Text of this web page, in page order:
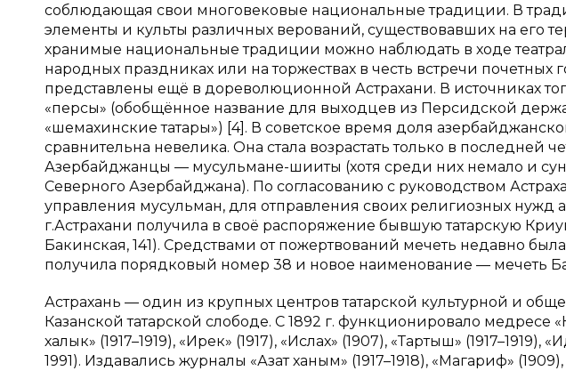
соблюдающая свои многовековые национальные традиции. В
элементы и культы различных верований, существовавших на его
хранимые национальные традиции можно наблюдать в ходе
народных праздниках или на торжествах в честь встречи
представлены ещё в дореволюционной Астрахани. В источниках
«персы» (обобщённое название для выходцев из Персидской
«шемахинские татары») [4]. В советское время доля
сравнительна невелика. Она стала возрастать только в последней
Азербайджанцы — мусульмане-шииты (хотя среди них немало и
Северного Азербайджана). По согласованию с руководством
управления мусульман, для отправления своих религиозных нужд
г.Астрахани получила в своё распоряжение бывшую татарскую
Бакинская, 141). Средствами от пожертвований мечеть недавно
получила порядковый номер 38 и новое наименование — мечеть
Астрахань — один из крупных центров татарской культурной и
Казанской татарской слободе. С 1892 г. функционировало медресе
халык» (1917–1919), «Ирек» (1917), «Ислах» (1907), «Тартыш» (1917–1919),
1991). Издавались журналы «Азат ханым» (1917–1918), «Магариф»